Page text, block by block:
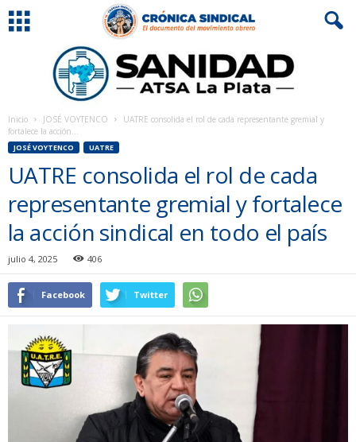
Inicio JOSÉ VOYTENCO
UATRE consolida el rol de cada representante gremial y
fortalece la acción...
JOSÉ VOYTENCO UATRE
UATRE consolida el rol de cada
representante gremial y fortalece
la acción sindical en todo el país
julio 4, 2025 406
Facebook Twitter